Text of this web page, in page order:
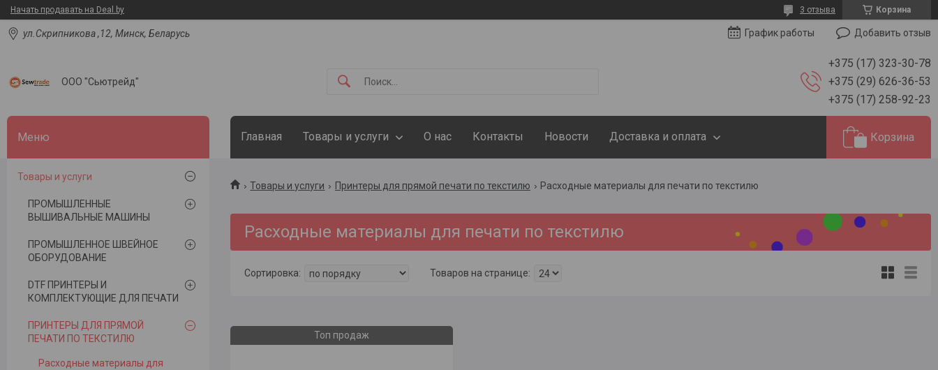
Начать продавать на Deal.by Корзина
3 отзыва
ул.Скрипникова ,12, Минск, Беларусь График работы Добавить отзыв
ООО "Сьютрейд"
+375 (17) 323-30-78
+375 (29) 626-36-53
+375 (17) 258-92-23
Главная Товары и услуги О нас Контакты Новости Доставка и оплата Корзина
Товары и услуги Принтеры для прямой печати по текстилю Расходные материалы для печати по текстилю
Расходные материалы для печати по текстилю
Топ продаж
Товары и услуги
ПРОМЫШЛЕННЫЕ
ВЫШИВАЛЬНЫЕ МАШИНЫ
ПРОМЫШЛЕННОЕ ШВЕЙНОЕ
ОБОРУДОВАНИЕ
DTF ПРИНТЕРЫ И
КОМПЛЕКТУЮЩИЕ ДЛЯ ПЕЧАТИ
ПРИНТЕРЫ ДЛЯ ПРЯМОЙ
ПЕЧАТИ ПО ТЕКСТИЛЮ
Расходные материалы для